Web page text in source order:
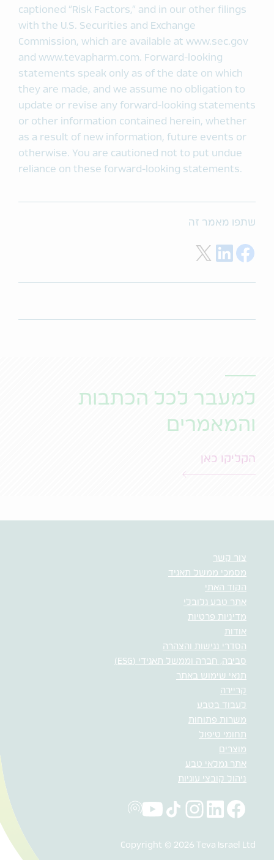
captioned “Risk Factors,” and in our other filings
with the U.S. Securities and Exchange
Commission, which are available at www.sec.gov
and www.tevapharm.com. Forward-looking
statements speak only as of the date on which
they are made, and we assume no obligation to
update or revise any forward-looking statements
or other information contained herein, whether
as a result of new information, future events or
otherwise. You are cautioned not to put undue
reliance on these forward-looking statements.
שתפו מאמר זה
Share on Facebook
Share on LinkedIn
למעבר לכל הכתבות
והמאמרים
הקליקו כאן
צור קשר
מסמכי ממשל תאגיד
הקוד האתי
אתר טבע גלובלי
מדיניות פרטיות
אודות
הסדרי נגישות והצהרה
סביבה, חברה וממשל תאגידי (ESG)
תנאי שימוש באתר
קריירה
לעבוד בטבע
משרות פתוחות
תחומי טיפול
מוצרים
אתר גמלאי טבע
ניהול קובצי עוגיות
Copyright © 2026 Teva Israel Ltd